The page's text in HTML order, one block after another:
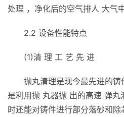
处理 ，净化后的空气排人 大气中
2.2 设备性能特点
(1)清 理 工 艺 先 进
抛丸清理是现今最先进的
是利用抛 丸器抛 出的高速 弹丸
时还能对铸件进行部分落砂和